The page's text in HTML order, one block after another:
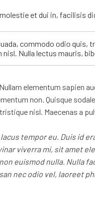
et dui in, facilisis
commodo odio quis,
nisl. Nulla lectus mauris,
elementum sapien
non. Quisque
nisl. Maecenas a
tempor eu. Duis id
viverra mi, sit amet
euismod nulla. Nulla
nec odio vel, laoreet